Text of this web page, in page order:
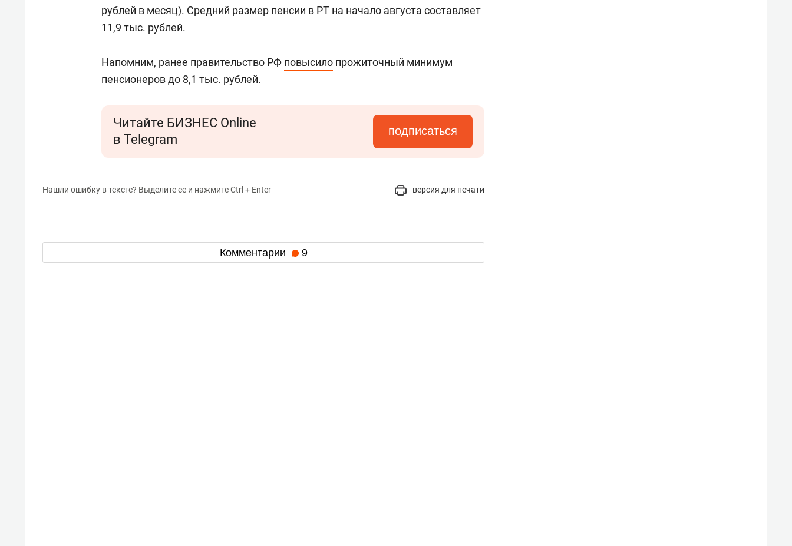
рублей в месяц). Средний размер пенсии в РТ на начало августа составляет
11,9 тыс. рублей.
Напомним, ранее правительство РФ повысило прожиточный минимум
пенсионеров до 8,1 тыс. рублей.
Читайте БИЗНЕС Online
в Telegram
подписаться
Нашли ошибку в тексте? Выделите ее и нажмите Ctrl + Enter версия для печати
Комментарии 9